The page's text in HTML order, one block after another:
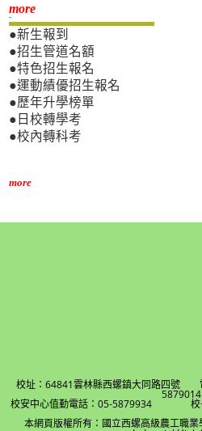
more新生專區
●新生報到
●招生管道名額
●特色招生報名
●運動績優招生報名
●歷年升學榜單
●日校轉學考
●校內轉科考
more
校址：64841雲林縣西螺鎮大同路四
5879014
校安中心值勤電話：05-5879934 校長
本網頁版權所有：國立西螺高級農工職